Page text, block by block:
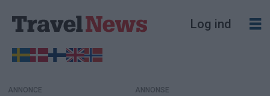
Log ind
ANNONCE